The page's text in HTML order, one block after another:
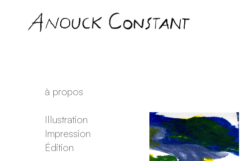
à propos
Illustration
Impression
Édition